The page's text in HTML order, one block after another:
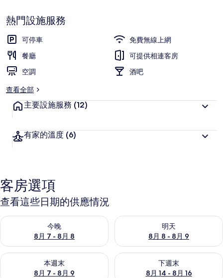
店
的
相
片
集
熱門設施服務
可停車
免費無線上網
餐廳
可提供相連客房
空調
酒吧
查看全部
主要設施服務 (12)
有家的溫度 (6)
客房選項
查看這些日期的供應情況
今晚
8月 7 - 8月 8
查看今晚 (8月 7 - 8月 8) 的供應情況
明天
8月 8 - 8月 9
查看明天 (8月 8 - 8月 9) 的供
本週末
8月 7 - 8月 9
查看本週末 (8月 7 - 8月 9) 的供應情況
下週末
8月 14 - 8月 16
查看下週末 (8月 14 - 8月 16)